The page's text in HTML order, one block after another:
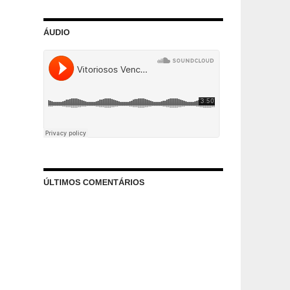
ÁUDIO
ÚLTIMOS COMENTÁRIOS